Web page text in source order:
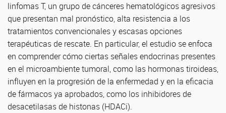
linfomas T, un grupo de cánceres hematológicos agresivos
que presentan mal pronóstico, alta resistencia a los
tratamientos convencionales y escasas opciones
terapéuticas de rescate. En particular, el estudio se enfoca
en comprender cómo ciertas señales endocrinas presentes
en el microambiente tumoral, como las hormonas tiroideas,
influyen en la progresión de la enfermedad y en la eficacia
de fármacos ya aprobados, como los inhibidores de
desacetilasas de histonas (HDACi).